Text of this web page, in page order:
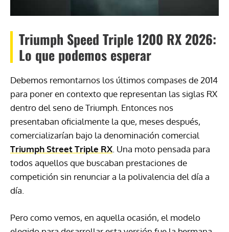
Triumph Speed Triple 1200 RX 2026:
Lo que podemos esperar
Debemos remontarnos los últimos compases de 2014
para poner en contexto que representan las siglas RX
dentro del seno de Triumph. Entonces nos
presentaban oficialmente la que, meses después,
comercializarían bajo la denominación comercial
Triumph Street Triple RX. Una moto pensada para
todos aquellos que buscaban prestaciones de
competición sin renunciar a la polivalencia del día a
día.
Pero como vemos, en aquella ocasión, el modelo